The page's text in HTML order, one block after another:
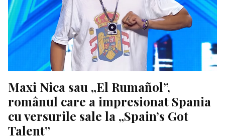
Maxi Nica sau „El Rumañol”,
românul care a impresionat Spania
cu versurile sale la „Spain’s Got
Talent”